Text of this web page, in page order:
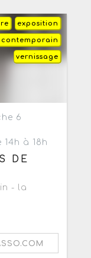
exposition
vernissage
6
à 18h
DE
- la